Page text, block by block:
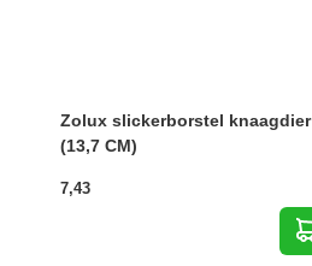
Zolux slickerborstel knaagdier
(13,7 CM)
7,43